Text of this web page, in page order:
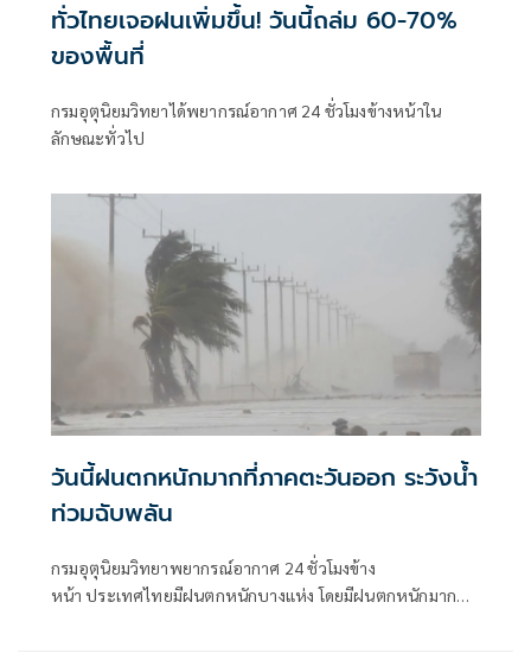
ทั่วไทยเจอฝนเพิ่มขึ้น! วันนี้ถล่ม 60-70%
ของพื้นที่
กรมอุตุนิยมวิทยาได้พยากรณ์อากาศ 24 ชั่วโมงข้างหน้าใน
ลักษณะทั่วไป
วันนี้ฝนตกหนักมากที่ภาคตะวันออก ระวังน้ำ
ท่วมฉับพลัน
กรมอุตุนิยมวิทยาพยากรณ์อากาศ 24 ชั่วโมงข้าง
หน้า ประเทศไทยมีฝนตกหนักบางแห่ง โดยมีฝนตกหนักมาก